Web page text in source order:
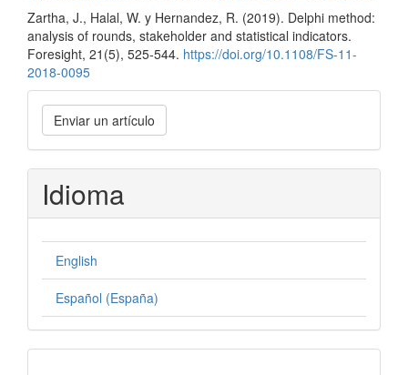
Zartha, J., Halal, W. y Hernandez, R. (2019). Delphi method:
analysis of rounds, stakeholder and statistical indicators.
Foresight, 21(5), 525-544. https://doi.org/10.1108/FS-11-
2018-0095
Enviar
un
artículo
Enviar un artículo
Idioma
English
Español (España)